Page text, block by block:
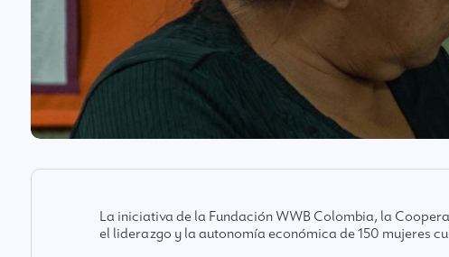
La iniciativa de la Fundación WWB Colombia, la
el liderazgo y la autonomía económica de 150 mujeres